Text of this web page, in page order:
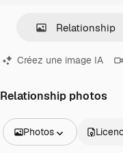
Créez une image IA
Relationship photos
Photos